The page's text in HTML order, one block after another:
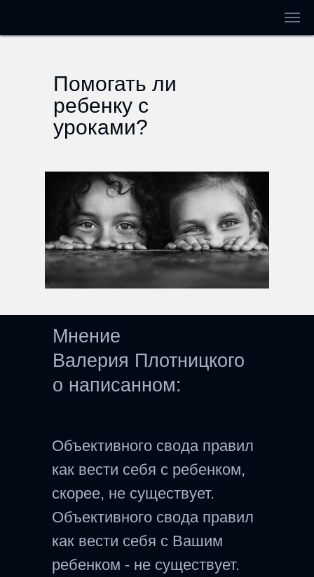
Помогать ли
ребенку с
уроками?
Мнение
Валерия Плотницкого
о написанном:
Объективного свода правил
как вести себя с ребенком,
скорее, не существует.
Объективного свода правил
как вести себя с Вашим
ребенком - не существует.